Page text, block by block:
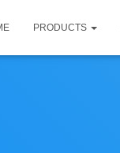
PRODUCTS